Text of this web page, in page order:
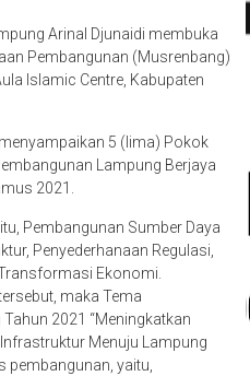
Arinal Djunaidi membuka
Pembangunan (Musrenbang)
Islamic Centre, Kabupaten
5 (lima) Pokok
Lampung Berjaya
2021.
Pembangunan Sumber Daya
Penyederhanaan Regulasi,
Ekonomi.
maka Tema
2021 “Meningkatkan
Menuju Lampung
pembangunan, yaitu,